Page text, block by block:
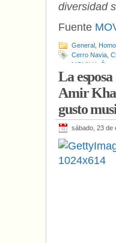
diversidad
Fuente
General
Cerro Navia
MOVILH
La
Amir
gusto
sábado, 23 de